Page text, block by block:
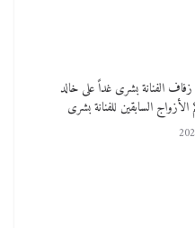
الفنانة بشرى غداً على خالد
السابقين للفنانة بشرى